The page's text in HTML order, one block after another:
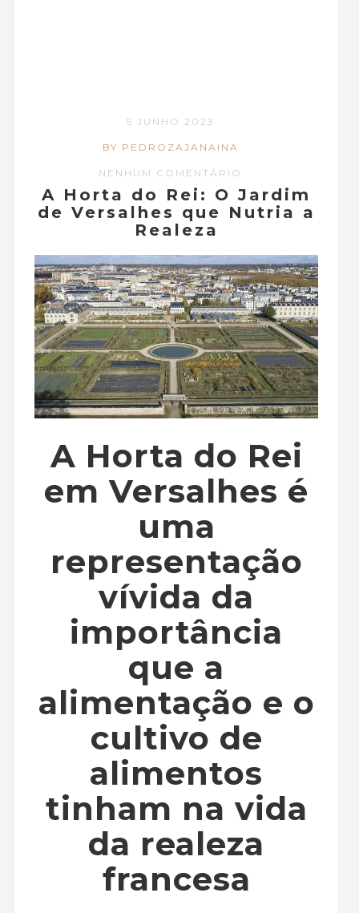
5 JUNHO 2023
BY PEDROZAJANAINA
NENHUM COMENTÁRIO
A Horta do Rei: O Jardim
de Versalhes que Nutria a
Realeza
A Horta do Rei
em Versalhes é
uma
representação
vívida da
importância
que a
alimentação e o
cultivo de
alimentos
tinham na vida
da realeza
francesa